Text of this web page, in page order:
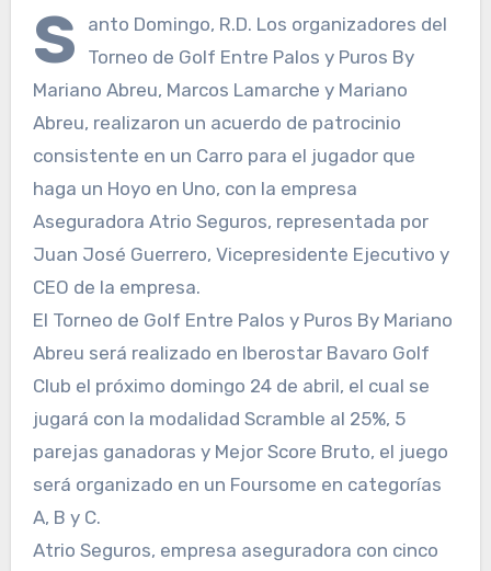
S
anto Domingo, R.D. Los organizadores del
Torneo de Golf Entre Palos y Puros By
Mariano Abreu, Marcos Lamarche y Mariano
Abreu, realizaron un acuerdo de patrocinio
consistente en un Carro para el jugador que
haga un Hoyo en Uno, con la empresa
Aseguradora Atrio Seguros, representada por
Juan José Guerrero, Vicepresidente Ejecutivo y
CEO de la empresa.
El Torneo de Golf Entre Palos y Puros By Mariano
Abreu será realizado en Iberostar Bavaro Golf
Club el próximo domingo 24 de abril, el cual se
jugará con la modalidad Scramble al 25%, 5
parejas ganadoras y Mejor Score Bruto, el juego
será organizado en un Foursome en categorías
A, B y C.
Atrio Seguros, empresa aseguradora con cinco